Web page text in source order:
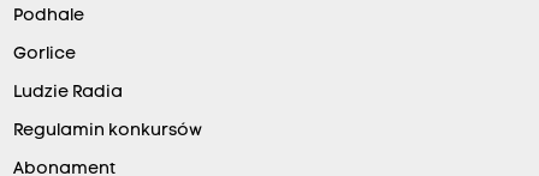
Podhale
Gorlice
Ludzie Radia
Regulamin konkursów
Abonament